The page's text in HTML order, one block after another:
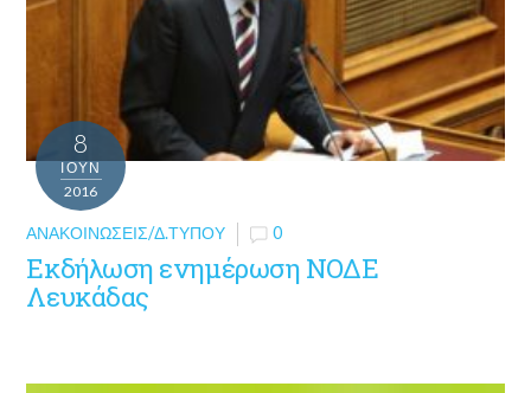
8
ΙΟΎΝ
2016
ΑΝΑΚΟΙΝΏΣΕΙΣ/Δ.ΤΎΠΟΥ 0
Εκδήλωση ενημέρωση ΝΟΔΕ
Λευκάδας